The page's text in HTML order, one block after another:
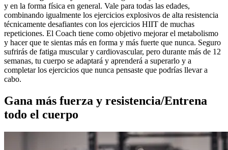
y en la forma física en general. Vale para todas las edades,
combinando igualmente los ejercicios explosivos de alta resistencia
técnicamente desafiantes con los ejercicios HIIT de muchas
repeticiones. El Coach tiene como objetivo mejorar el metabolismo
y hacer que te sientas más en forma y más fuerte que nunca. Seguro
sufrirás de fatiga muscular y cardiovascular, pero durante más de 12
semanas, tu cuerpo se adaptará y aprenderá a superarlo y a
completar los ejercicios que nunca pensaste que podrías llevar a
cabo.
Gana más fuerza y resistencia/Entrena
todo el cuerpo